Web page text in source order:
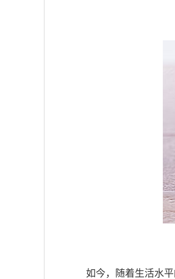
如今，随着生活水平